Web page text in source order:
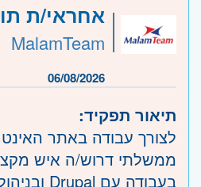
אחראי/ת
MalamTeam
06/08/2026
תיאור תפקיד:
לצורך עבודה באתר
ממשלתי דרוש/ה איש
בעבודה עם Drupal ובניהול אתרי תוכן.